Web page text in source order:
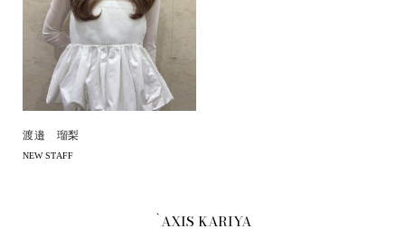
渡邉 瑠梨
NEW STAFF
`AXIS KARIYA